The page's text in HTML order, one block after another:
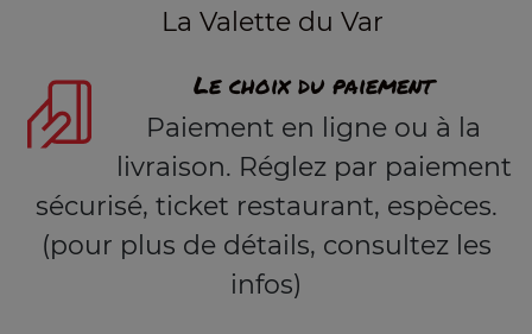
La Valette du Var
Le choix du paiement
Paiement en ligne ou à la
livraison. Réglez par paiement
sécurisé, ticket restaurant, espèces.
(pour plus de détails, consultez les
infos)